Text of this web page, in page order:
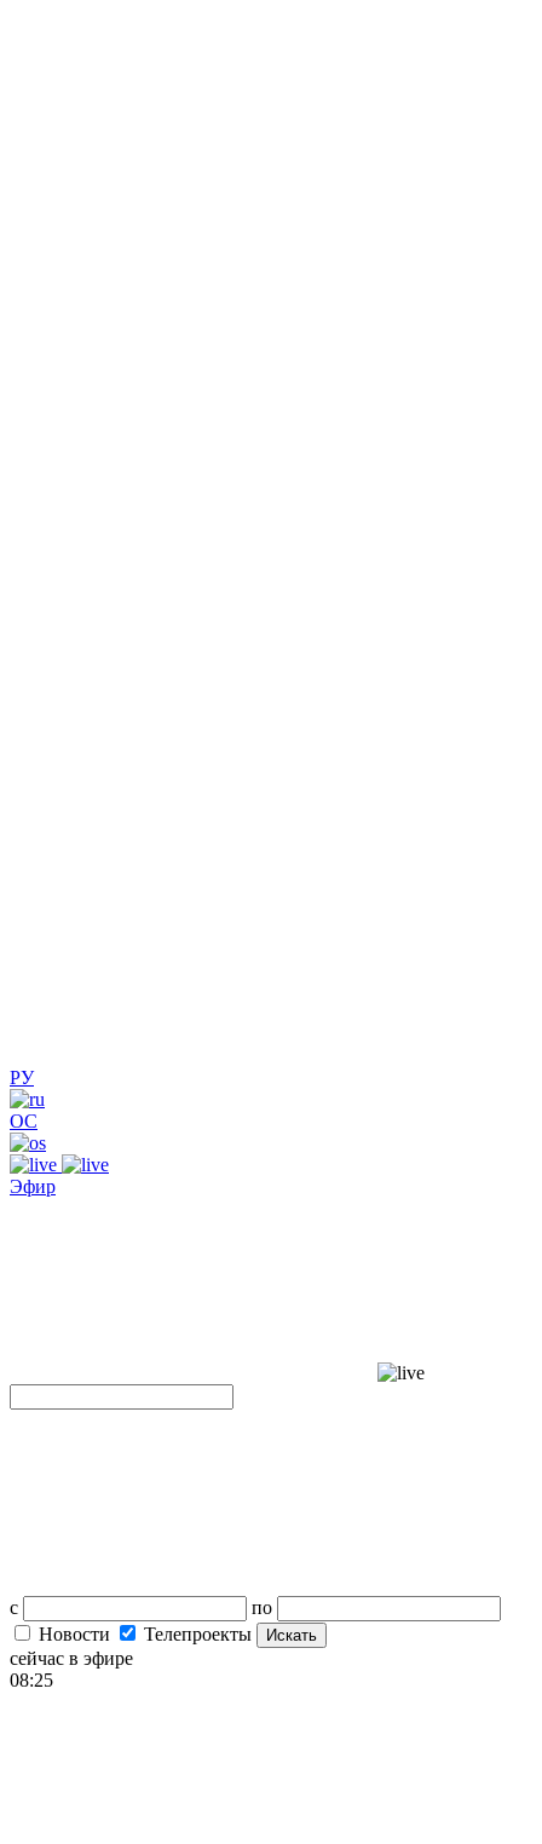
РУ
ОС
Эфир
с
по
Новости
Телепроекты Искать
сейчас в эфире
08:25